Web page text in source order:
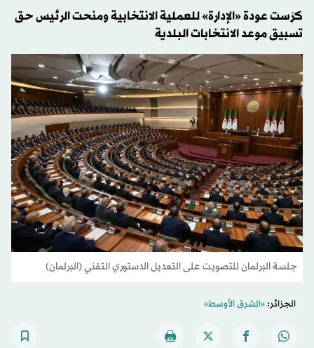
كرَست عودة «الإدارة» للعملية الانتخابية ومنحت الرئيس حق
تسبيق موعد الانتخابات البلدية
جلسة البرلمان للتصويت على التعديل الدستوري التقني (البرلمان)
الجزائر:«الشرق الأوسط»